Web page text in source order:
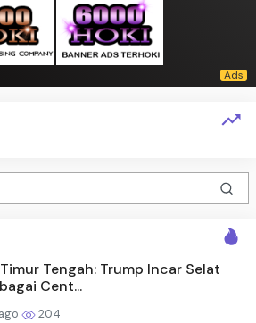
Tengah: Trump Incar Selat
Cent...
204